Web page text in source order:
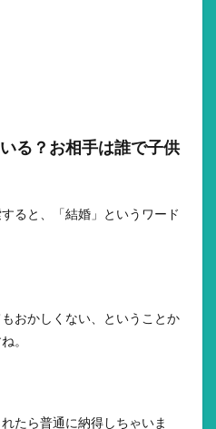
る？お相手は誰で子供
ると、「結婚」というワード
おかしくない、ということか
。
たら普通に納得しちゃいま